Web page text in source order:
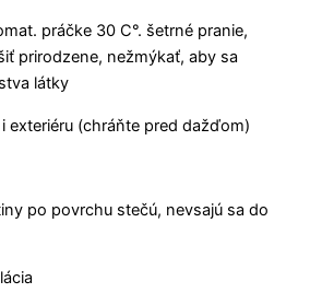
práčke 30 C°. šetrné pranie,
prirodzene, nežmýkať, aby sa
látky
exteriéru (chráňte pred dažďom)
po povrchu stečú, nevsajú sa do